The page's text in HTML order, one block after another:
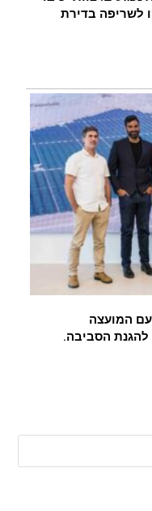
לשריפה בדירת
המועצה
להגנת הסביבה.